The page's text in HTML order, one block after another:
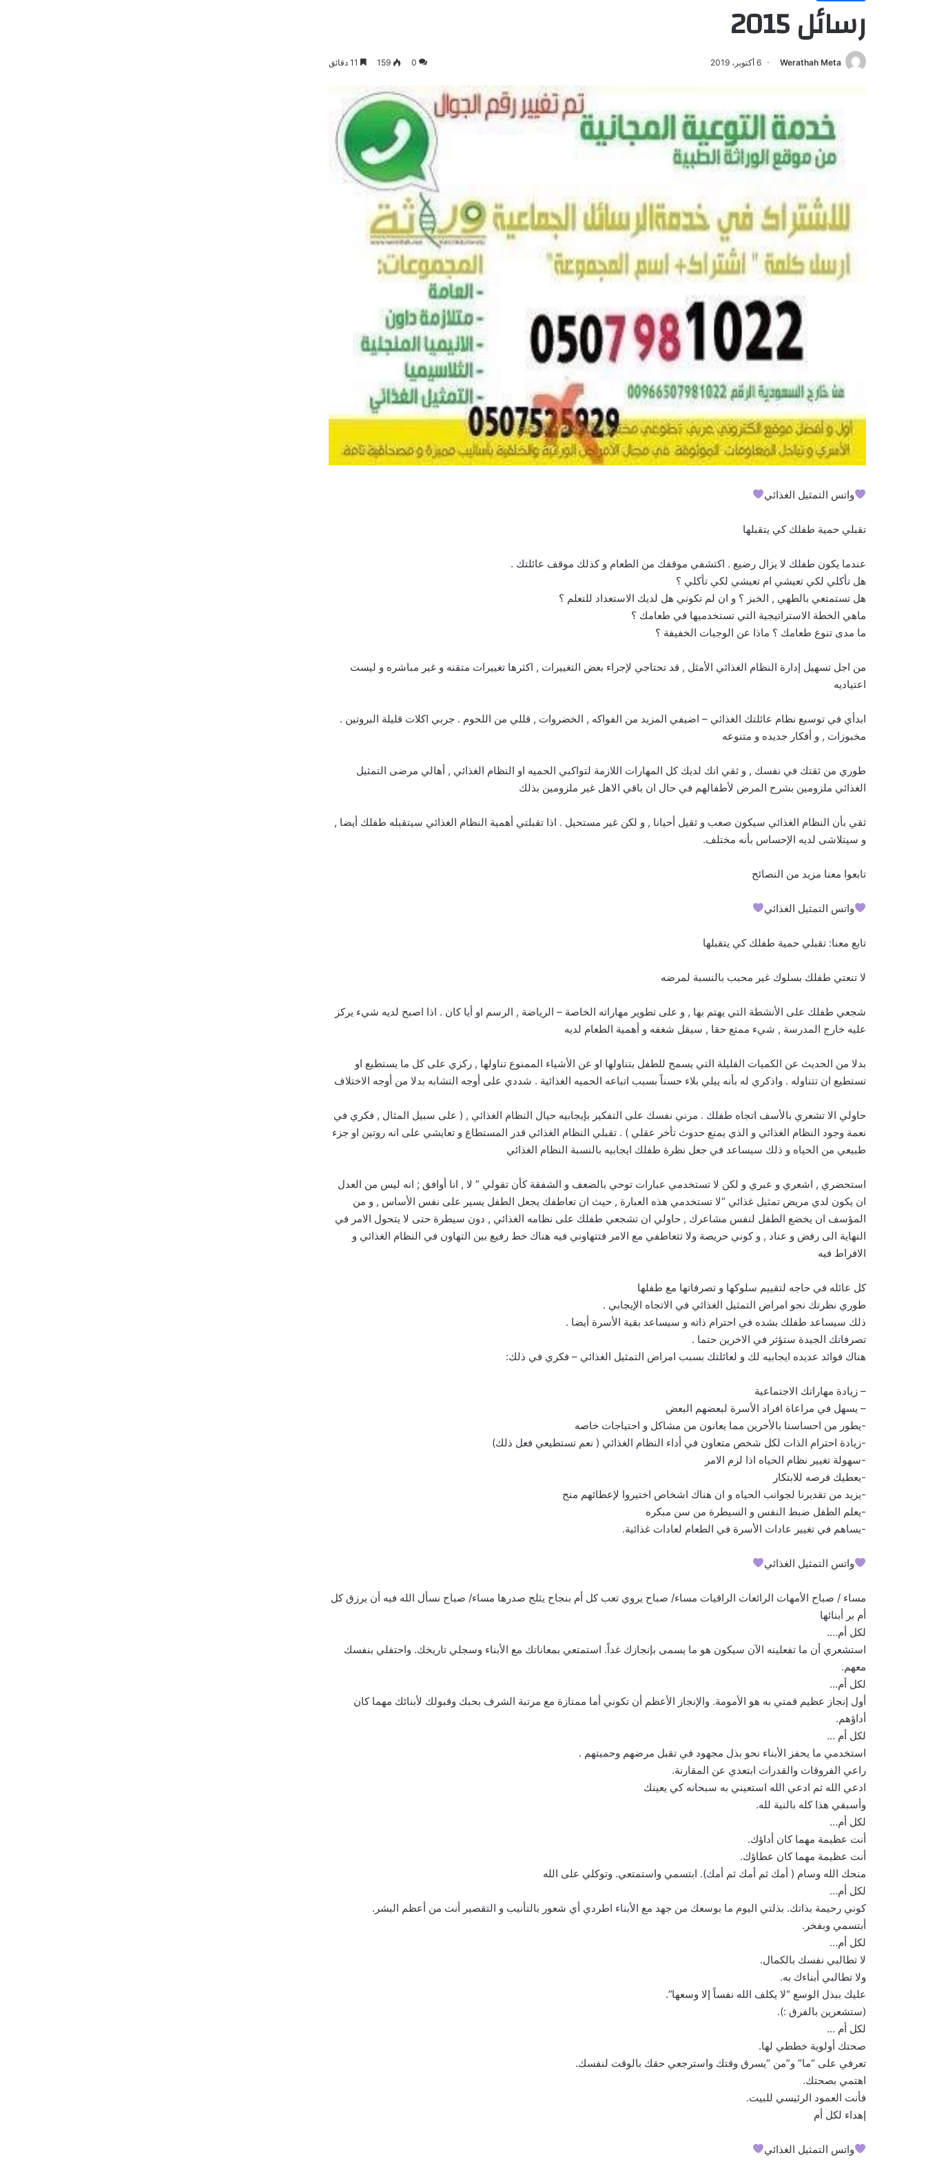
رسائل 2015
Werathah Meta 6 أكتوبر، 2019 0
159
واتس التمثيل الغذائي
تقبلي حمية طفلك كي يتقبلها
عندما يكون طفلك لا يزال رضيع . اكتشفي موقفك من الطعام و كذلك موقف عائلتك .
هل تأكلي لكي تعيشي ام تعيشي لكي تأكلي ؟
هل تستمتعي بالطهي , الخبز ؟ و ان لم تكوني هل لديك الاستعداد للتعلم ؟
ماهي الخطة الاستراتيجية التي تستخدميها في طعامك ؟
ما مدى تنوع طعامك ؟ ماذا عن الوجبات الخفيفة ؟
من اجل تسهيل إدارة النظام الغذائي الأمثل , قد تحتاجي لإجراء بعض التغييرات , اكثرها تغييرات متقنه و غير مباشره و ليست
اعتياديه
ابدأي في توسيع نظام عائلتك الغذائي – اضيفي المزيد من الفواكه , الخضروات , قللي من اللحوم . جربي اكلات قليلة البروتين .
مخبوزات , و أفكار جديده و متنوعه
طوري من ثقتك في نفسك , و ثقي انك لديك كل المهارات اللازمة لتواكبي الحميه او النظام الغذائي , أهالي مرضى التمثيل
الغذائي ملزومين بشرح المرض لأطفالهم في حال ان باقي الاهل غير ملزومين بذلك
ثقي بأن النظام الغذائي سيكون صعب و ثقيل أحيانا , و لكن غير مستحيل . اذا تقبلتي أهمية النظام الغذائي سيتقبله طفلك أيضا ,
و سيتلاشى لديه الإحساس بأنه مختلف.
تابعوا معنا مزيد من النصائح
واتس التمثيل الغذائي
تابع معنا: تقبلي حمية طفلك كي يتقبلها
لا تنعتي طفلك بسلوك غير محبب بالنسبة لمرضه
شجعي طفلك على الأنشطة التي يهتم بها , و على تطوير مهاراته الخاصة – الرياضة , الرسم او أيا كان . اذا اصبح لديه شيء يركز
عليه خارج المدرسة , شيء ممتع حقا , سيقل شغفه و أهمية الطعام لديه
بدلا من الحديث عن الكميات القليلة التي يسمح للطفل بتناولها او عن الأشياء الممنوع تناولها , ركزي على كل ما يستطيع او
تستطيع ان تتناوله . واذكري له بأنه يبلي بلاء حسناً بسبب اتباعه الحميه الغذائية . شددي على أوجه التشابه بدلا من أوجه الاختلاف
حاولي الا تشعري بالأسف اتجاه طفلك . مرني نفسك على التفكير بإيجابيه حيال النظام الغذائي , ( على سبيل المثال , فكري في
نعمة وجود النظام الغذائي و الذي يمنع حدوث تأخر عقلي ) . تقبلي النظام الغذائي قدر المستطاع و تعايشي على انه روتين او جزء
طبيعي من الحياه و ذلك سيساعد في جعل نظرة طفلك ايجابيه بالنسبة النظام الغذائي
استحضري , اشعري و عبري و لكن لا تستخدمي عبارات توحي بالضعف و الشفقة كأن تقولي ” لا , انا أوافق ; انه ليس من العدل
ان يكون لدي مريض تمثيل غذائي “لا تستخدمي هذه العبارة , حيث ان تعاطفك يجعل الطفل يسير على نفس الأساس , و من
المؤسف ان يخضع الطفل لنفس مشاعرك , حاولي ان تشجعي طفلك على نظامه الغذائي , دون سيطرة حتى لا يتحول الامر في
النهاية الى رفض و عناد , و كوني حريصة ولا تتعاطفي مع الامر فتتهاوني فيه هناك خط رفيع بين التهاون في النظام الغذائي و
الافراط فيه
كل عائله في حاجه لتقييم سلوكها و تصرفاتها مع طفلها
طوري نظرتك نحو امراض التمثيل الغذائي في الاتجاه الإيجابي .
ذلك سيساعد طفلك بشده في احترام ذاته و سيساعد بقية الأسرة أيضا .
تصرفاتك الجيدة ستؤثر في الاخرين حتما .
هناك فوائد عديده ايجابيه لك و لعائلتك بسبب امراض التمثيل الغذائي – فكري في ذلك:
– زيادة مهاراتك الاجتماعية
– يسهل في مراعاة افراد الأسرة لبعضهم البعض
-يطور من احساسنا بالأخرين مما يعانون من مشاكل و احتياجات خاصه
-زيادة احترام الذات لكل شخص متعاون في أداء النظام الغذائي ( نعم تستطيعي فعل ذلك)
-سهولة تغيير نظام الحياه اذا لزم الامر
-يعطيك فرصه للابتكار
-يزيد من تقديرنا لجوانب الحياه و ان هناك اشخاص اختيروا لإعطائهم منح
-يعلم الطفل ضبط النفس و السيطرة من سن مبكره
-يساهم في تغيير عادات الأسرة في الطعام لعادات غذائية.
واتس التمثيل الغذائي
مساء / صباح الأمهات الرائعات الراقيات مساء/ صباح يروي تعب كل أم بنجاح يثلج صدرها مساء/ صباح نسأل الله فيه أن يرزق كل
أم بر أبنائها
لكل أم….
استشعري أن ما تفعلينه الآن سيكون هو ما يسمى بإنجازك غداً. استمتعي بمعاناتك مع الأبناء وسجلي تاريخك. واحتفلي بنفسك
معهم.
لكل أم…
أول إنجاز عظيم قمتي به هو الأمومة. والإنجاز الأعظم أن تكوني أما ممتازة مع مرتبة الشرف بحبك وقبولك لأبنائك مهما كان
أداؤهم.
لكل أم …
استخدمي ما يحفز الأبناء نحو بذل مجهود في تقبل مرضهم وحميتهم .
راعي الفروقات والقدرات ابتعدي عن المقارنة.
ادعي الله ثم ادعي الله استعيني به سبحانه كي يعينك
وأسبقي هذا كله بالنية لله.
لكل أم…
أنت عظيمة مهما كان أداؤك.
أنت عظيمة مهما كان عطاؤك.
منحك الله وسام ( أمك ثم أمك ثم أمك). ابتسمي واستمتعي. وتوكلي على الله
لكل أم…
كوني رحيمة بذاتك. بذلتي اليوم ما بوسعك من جهد مع الأبناء اطردي أي شعور بالتأنيب و التقصير أنت من أعظم البشر.
أبتسمي وبفخر.
لكل أم…
لا تطالبي نفسك بالكمال.
ولا تطالبي أبناءك به.
عليك ببذل الوسع “لا يكلف الله نفساً إلا وسعها”.
(ستشعرين بالفرق :).
لكل أم …
صحتك أولوية خططي لها.
تعرفي على “ما” و”من “يسرق وقتك واسترجعي حقك بالوقت لنفسك.
اهتمي بصحتك.
فأنت العمود الرئيسي للبيت.
إهداء لكل أم
واتس التمثيل الغذائي